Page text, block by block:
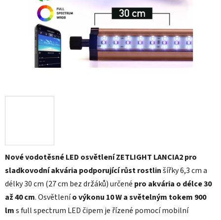
Nové vodotěsné LED osvětlení ZETLIGHT LANCIA2 pro
sladkovodní akvária podporující růst rostlinšířky 6,3 cm a
délky 30 cm (27 cm bez držáků) určené pro akvária o délce 30
až 40 cm. Osvětlenío výkonu 10 W a světelným tokem 900
lms full spectrum LED čipem je řízené pomocí mobilní